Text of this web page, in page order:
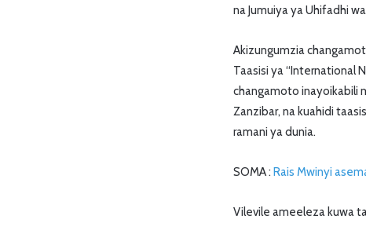
na Jumuiya ya Uhifadhi
Akizungumzia
Taasisi ya “International
changamoto inayoikabili
Zanzibar, na kuahidi
ramani ya dunia.
SOMA : Rais Mwinyi
Vilevile ameeleza kuwa